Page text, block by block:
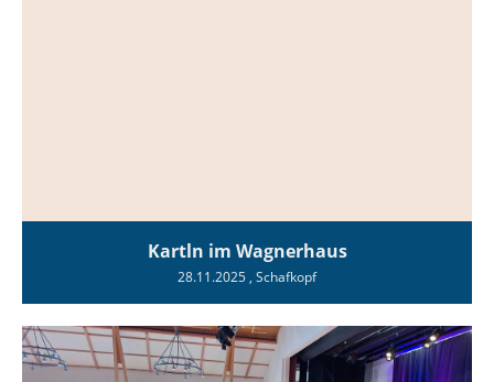
Kartln im Wagnerhaus
28.11.2025 , Schafkopf